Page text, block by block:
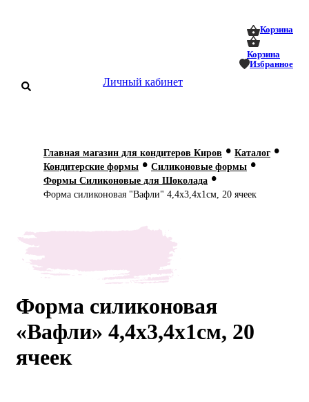
Корзина
Корзина
Избранное
Личный кабинет
О нас
Мастер-
классы
Главная магазин для кондитеров Киров • Каталог •
Кондитерские формы • Силиконовые формы •
Формы Силиконовые для Шоколада •
Форма силиконовая "Вафли" 4,4х3,4х1см, 20 ячеек
Форма силиконовая
«Вафли» 4,4х3,4х1см, 20
ячеек